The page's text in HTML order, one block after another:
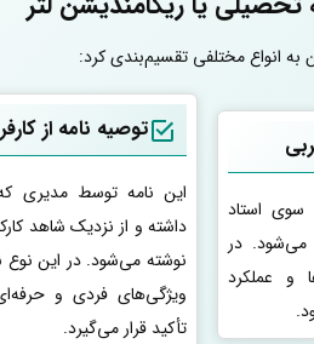
انواع مختلفی تقسیم‌بندی کرد:
سوی استاد
می‌شود. در
و عملکرد
توصیه نامه از
این نامه توسط مدیری
داشته و از نزدیک شاهد
نوشته می‌شود. در این نوع
ویژگی‌های فردی و
تأکید قرار می‌گیرد.